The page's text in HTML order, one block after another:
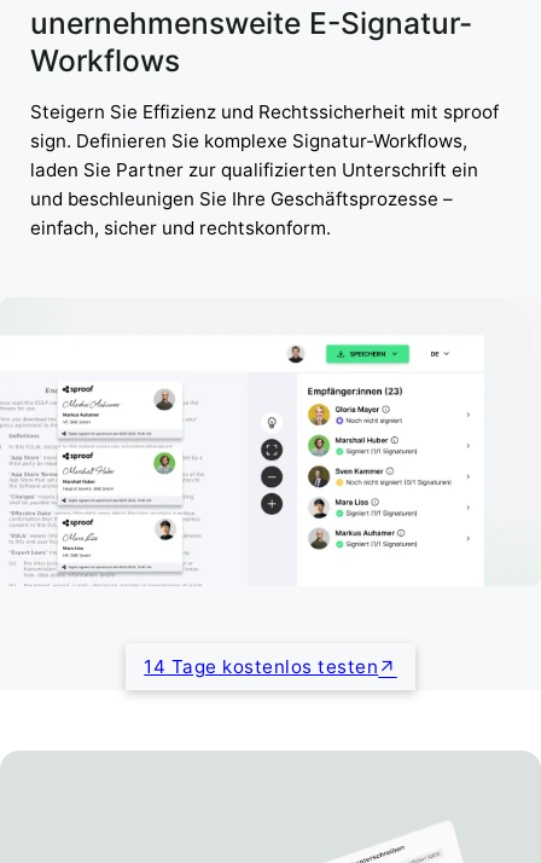
unernehmensweite E-Signatur-
Workflows
Steigern Sie Effizienz und Rechtssicherheit mit sproof
sign. Definieren Sie komplexe Signatur-Workflows,
laden Sie Partner zur qualifizierten Unterschrift ein
und beschleunigen Sie Ihre Geschäftsprozesse –
einfach, sicher und rechtskonform.
14 Tage kostenlos testen